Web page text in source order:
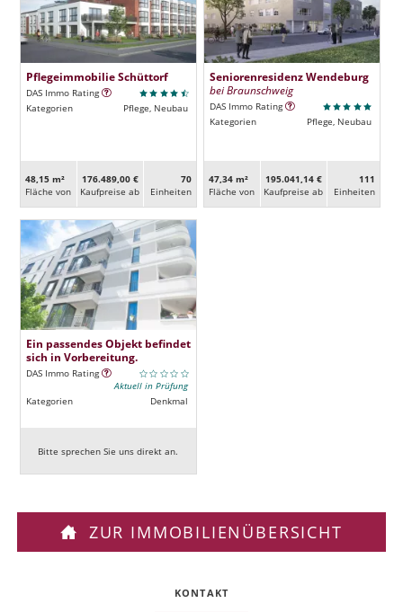
Pflegeimmobilie Schüttorf
DAS Immo Rating
Kategorien
Pflege, Neubau
48,15 m²
Fläche von
176.489,00 €
Kaufpreise ab
70
Ein­heiten
Seniorenresidenz Wendeburg
bei Braunschweig
DAS Immo Rating
Kategorien
Pflege, Neubau
47,34 m²
Fläche von
195.041,14 €
Kaufpreise ab
111
Ein­heiten
Ein passendes Objekt befindet
sich in Vorbereitung.
DAS Immo Rating
Aktuell in Prüfung
Kategorien
Denkmal
Bitte sprechen Sie uns direkt an.
ZUR IMMOBILIENÜBERSICHT
KONTAKT